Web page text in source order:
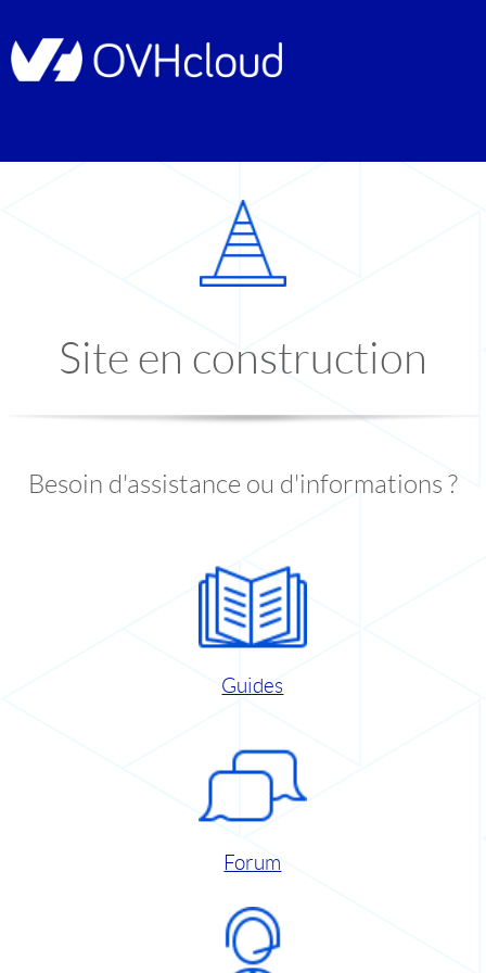
Site en construction
Besoin d'assistance ou d'informations ?
Guides
Forum